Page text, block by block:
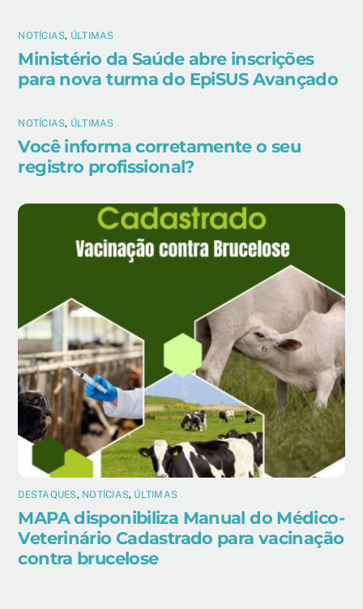
NOTÍCIAS, ÚLTIMAS
Ministério da Saúde abre inscrições
para nova turma do EpiSUS Avançado
NOTÍCIAS, ÚLTIMAS
Você informa corretamente o seu
registro profissional?
DESTAQUES, NOTÍCIAS, ÚLTIMAS
MAPA disponibiliza Manual do Médico-
Veterinário Cadastrado para vacinação
contra brucelose